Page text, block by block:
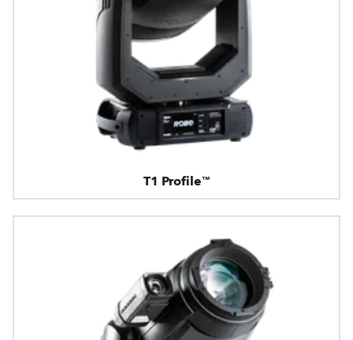
T1 Profile™